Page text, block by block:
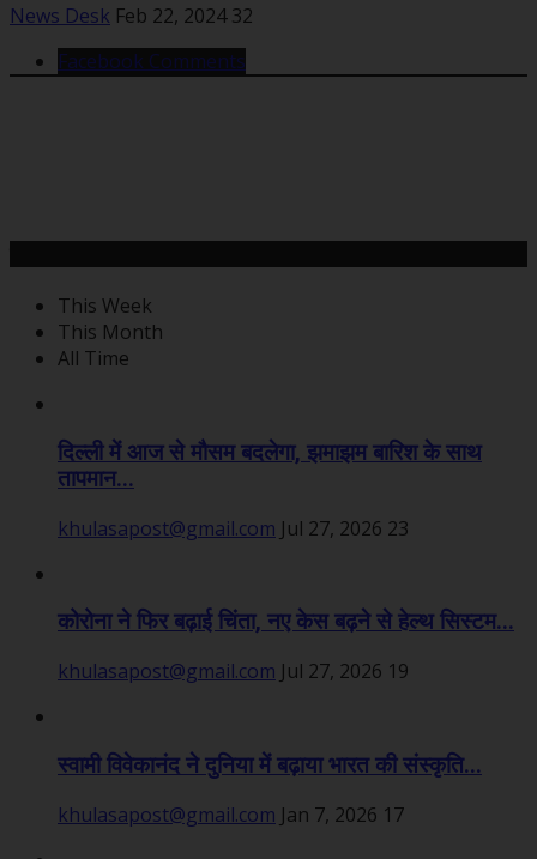
News Desk Feb 22, 2024 32
Facebook Comments
This Week
This Month
All Time
दिल्ली में आज से मौसम बदलेगा, झमाझम बारिश के साथ
तापमान...
khulasapost@gmail.com Jul 27, 2026 23
कोरोना ने फिर बढ़ाई चिंता, नए केस बढ़ने से हेल्थ सिस्टम...
khulasapost@gmail.com Jul 27, 2026 19
स्वामी विवेकानंद ने दुनिया में बढ़ाया भारत की संस्कृति...
khulasapost@gmail.com Jan 7, 2026 17